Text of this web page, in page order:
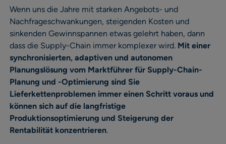
Wenn uns die Jahre mit starken Angebots- und
Nachfrageschwankungen, steigenden Kosten und
sinkenden Gewinnspannen etwas gelehrt haben, dann
dass die Supply-Chain immer komplexer wird. Mit einer
synchronisierten, adaptiven und autonomen
Planungslösung vom Marktführer für Supply-Chain-
Planung und -Optimierung sind Sie
Lieferkettenproblemen immer einen Schritt voraus und
können sich auf die langfristige
Produktionsoptimierung und Steigerung der
Rentabilität konzentrieren.